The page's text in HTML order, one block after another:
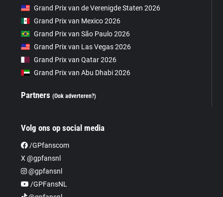
Grand Prix van de Verenigde Staten 2026
Grand Prix van Mexico 2026
Grand Prix van São Paulo 2026
Grand Prix van Las Vegas 2026
Grand Prix van Qatar 2026
Grand Prix van Abu Dhabi 2026
Partners(Ook adverteren?)
Volg ons op social media
/GPfanscom
X @gpfansnl
@gpfansnl
/GPFansNL